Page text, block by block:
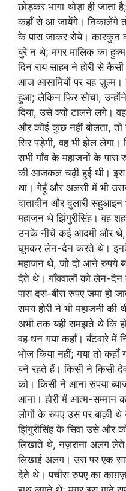
छोड़कर भागा थोड़ा ही
कहाँ से आ जायेंगे। निकालेंगे
के पास जाकर रोये। कारकुन
बुरे न थे; मगर मालिक का
दिन राय साहब ने होरी से
आज आसामियों पर यह ज़ुल्म।
हुआ; लेकिन फिर सोचा,
दिया, उसे क्यों टालने लगे।
और कोई कुछ नहीं बोलता,
सिर पड़ेगी, वह भी झेल लेगा।
सभी गाँव के महाजनों के पास
की आजकल चढ़ी हुई थी।
था। गेहूँ और अलसी में भी
दातादीन और दुलारी
महाजन थे झिंगुरीसिंह। वह
उनके नीचे कई आदमी और थे,
घूमकर लेन-देन करते थे।
महाजन थे, जो दो आने रुपये
देते थे। गाँववालों को लेन-
पास दस-बीस रुपए जमा हो
समय होरी ने भी महाजनी की
अभी तक यही समझते थे कि
वह धन गया कहाँ। बँटवारे में
भोज किया नहीं; गया तो
बने रहते हैं। किसी ने किसी
को। किसी ने आना रुपया
आना। होरी में आत्म-सम्मान
लोगों के रुपए उस पर बाक़ी
झिंगुरीसिंह के सिवा उसे और
लिखाते थे, नज़राना अलग
लिखाई अलग। उस पर एक
देते थे। पचीस रुपए का